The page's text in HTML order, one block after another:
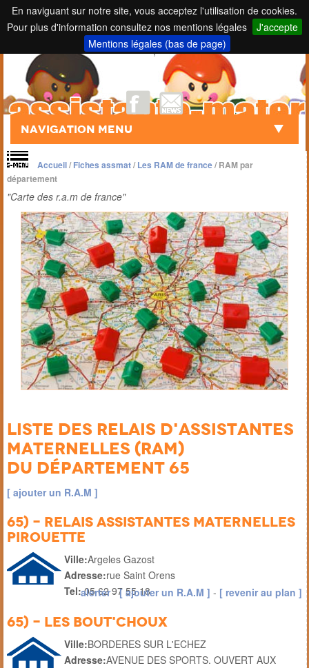
En naviguant sur notre site, vous acceptez l'utilisation de cookies.
Pour plus d'information consultez nos mentions légales
J'accepte
Mentions légales (bas de page)
Touch to Search
;
Navigation Menu
Accueil/Fiches assmat/Les RAM de france/RAM par
département
"Carte des r.a.m de france"
Liste des Relais d'Assistantes
Maternelles (RAM)
du département 65
[ ajouter un R.A.M ]
65) - Relais Assistantes Maternelles
Pirouette
Ville:Argeles Gazost
Adresse:rue Saint Orens
Tel:05 62 97 55 18
alerter-[ ajouter un R.A.M ] - [ revenir au plan ]
65) - LES BOUT'CHOUX
Ville:BORDERES SUR L'ECHEZ
Adresse:AVENUE DES SPORTS. OUVERT AUX